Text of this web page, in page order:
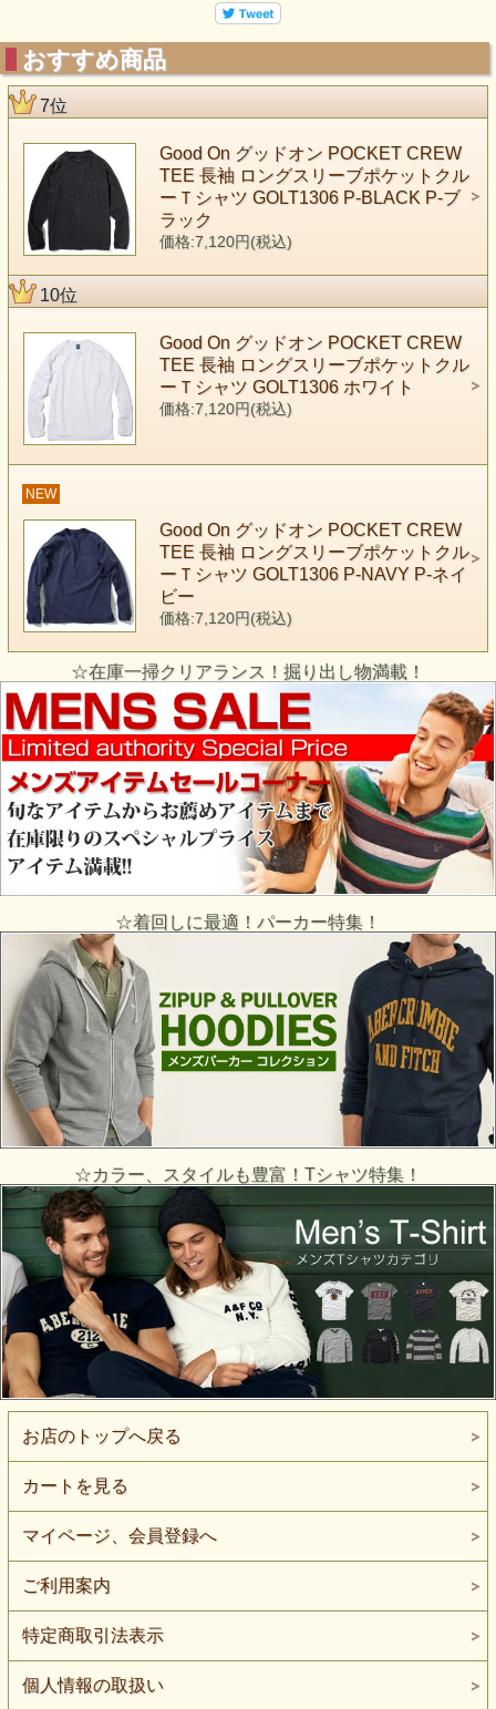
おすすめ商品
7位
Good On グッドオン POCKET CREW
TEE 長袖 ロングスリーブポケットクル
ーＴシャツ GOLT1306 P-BLACK P-ブ
ラック
価格:7,120円(税込)
10位
Good On グッドオン POCKET CREW
TEE 長袖 ロングスリーブポケットクル
ーＴシャツ GOLT1306 ホワイト
価格:7,120円(税込)
NEW
Good On グッドオン POCKET CREW
TEE 長袖 ロングスリーブポケットクル
ーＴシャツ GOLT1306 P-NAVY P-ネイ
ビー
価格:7,120円(税込)
☆在庫一掃クリアランス！掘り出し物満載！
☆着回しに最適！パーカー特集！
☆カラー、スタイルも豊富！Tシャツ特集！
お店のトップへ戻る
カートを見る
マイページ、会員登録へ
ご利用案内
特定商取引法表示
個人情報の取扱い